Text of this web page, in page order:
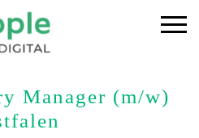
Search
Manager (m/w)